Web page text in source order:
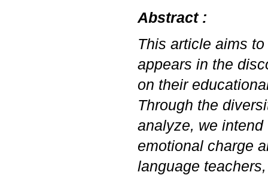
Abstract :
This article aims
appears in the
on their
Through the
analyze, we
emotional charge
language